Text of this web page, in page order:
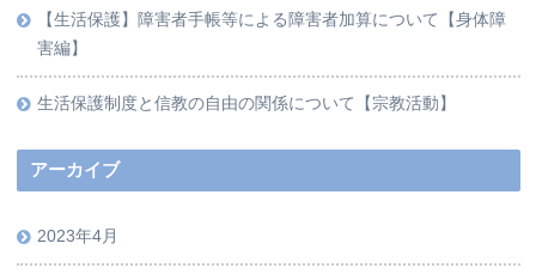
【生活保護】障害者手帳等による障害者加算について【身体障
害編】
生活保護制度と信教の自由の関係について【宗教活動】
アーカイブ
2023年4月